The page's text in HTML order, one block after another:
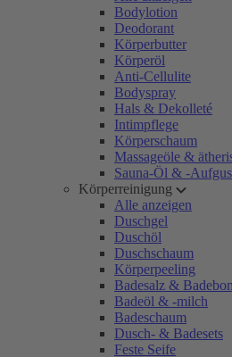
Bodylotion
Deodorant
Körperbutter
Körperöl
Anti-Cellulite
Bodyspray
Hals & Dekolleté
Intimpflege
Körperschaum
Massageöle &
Sauna-Öl & -
Körperreinigung
Alle anzeigen
Duschgel
Duschöl
Duschschaum
Körperpeeling
Badesalz &
Badeöl & -milch
Badeschaum
Dusch- & Badesets
Feste Seife